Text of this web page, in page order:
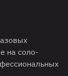
на соло-